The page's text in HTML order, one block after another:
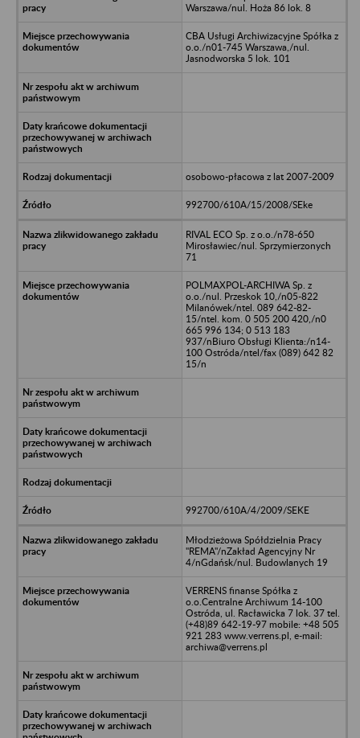
Warszawa/nul. Hoża 86 lok. 8
CBA Usługi Archiwizacyjne Spółka z
o.o./n01-745 Warszawa,/nul.
Jasnodworska 5 lok. 101
osobowo-płacowa z lat 2007-2009
992700/610A/15/2008/SEke
RIVAL ECO Sp. z o.o./n78-650
Mirosławiec/nul. Sprzymierzonych
71
POLMAXPOL-ARCHIWA Sp. z
o.o./nul. Przeskok 10,/n05-822
Milanówek/ntel. 089 642-82-
15/ntel. kom. 0 505 200 420,/n0
665 996 134; 0 513 183
937/nBiuro Obsługi Klienta:/n14-
100 Ostróda/ntel/fax (089) 642 82
15/n
992700/610A/4/2009/SEKE
Młodzieżowa Spółdzielnia Pracy
"REMA"/nZakład Agencyjny Nr
4/nGdańsk/nul. Budowlanych 19
VERRENS finanse Spółka z
o.o.Centralne Archiwum 14-100
Ostróda, ul. Racławicka 7 lok. 37 tel.
(+48)89 642-19-97 mobile: +48 505
921 283 www.verrens.pl, e-mail:
archiwa@verrens.pl